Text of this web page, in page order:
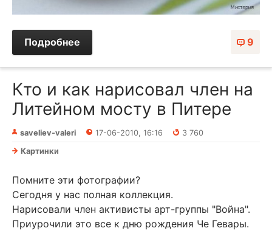
9
Подробнее
Кто и как нарисовал член на
Литейном мосту в Питере
saveliev-valeri 17-06-2010, 16:16
3 760
Картинки
Помните эти фотографии?
Сегодня у нас полная коллекция.
Нарисовали член активисты арт-группы "Война".
Приурочили это все к дню рождения Че Гевары.